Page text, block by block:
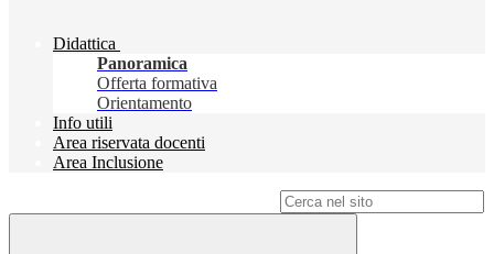
Didattica
Panoramica
Offerta formativa
Orientamento
Info utili
Area riservata docenti
Area Inclusione